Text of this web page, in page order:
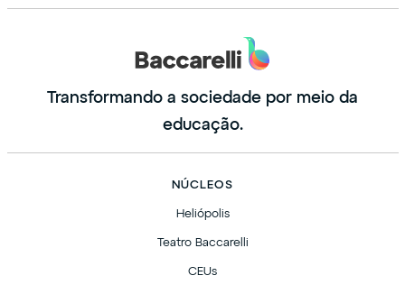
Transformando a sociedade por meio da
educação.
NÚCLEOS
Heliópolis
Teatro Baccarelli
CEUs